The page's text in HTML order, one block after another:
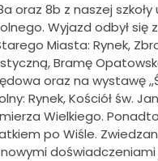
oraz 8b z naszej
Wyjazd odbył się
Miasta: Rynek,
Bramę
oraz na wystawę
Rynek, Kościół św.
Wielkiego.
po Wiśle.